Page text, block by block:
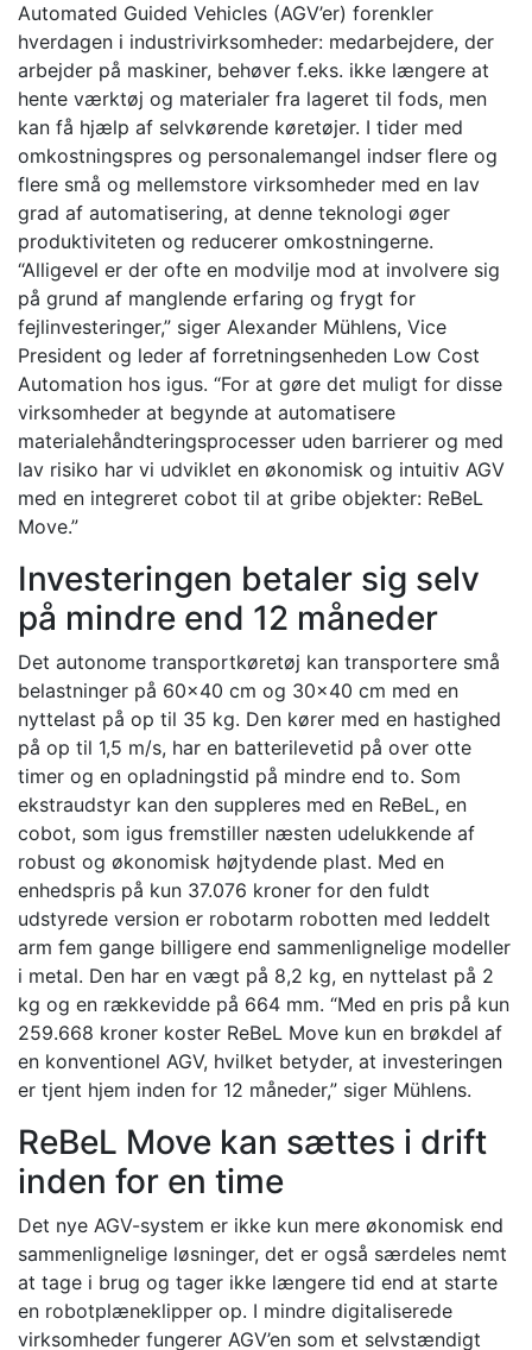
Automated Guided Vehicles (AGV’er) forenkler
hverdagen i industrivirksomheder: medarbejdere, der
arbejder på maskiner, behøver f.eks. ikke længere at
hente værktøj og materialer fra lageret til fods, men
kan få hjælp af selvkørende køretøjer. I tider med
omkostningspres og personalemangel indser flere og
flere små og mellemstore virksomheder med en lav
grad af automatisering, at denne teknologi øger
produktiviteten og reducerer omkostningerne.
“Alligevel er der ofte en modvilje mod at involvere sig
på grund af manglende erfaring og frygt for
fejlinvesteringer,” siger Alexander Mühlens, Vice
President og leder af forretningsenheden Low Cost
Automation hos igus. “For at gøre det muligt for disse
virksomheder at begynde at automatisere
materialehåndteringsprocesser uden barrierer og med
lav risiko har vi udviklet en økonomisk og intuitiv AGV
med en integreret cobot til at gribe objekter: ReBeL
Move.”
Investeringen betaler sig selv
på mindre end 12 måneder
Det autonome transportkøretøj kan transportere små
belastninger på 60×40 cm og 30×40 cm med en
nyttelast på op til 35 kg. Den kører med en hastighed
på op til 1,5 m/s, har en batterilevetid på over otte
timer og en opladningstid på mindre end to. Som
ekstraudstyr kan den suppleres med en ReBeL, en
cobot, som igus fremstiller næsten udelukkende af
robust og økonomisk højtydende plast. Med en
enhedspris på kun 37.076 kroner for den fuldt
udstyrede version er robotarm robotten med leddelt
arm fem gange billigere end sammenlignelige modeller
i metal. Den har en vægt på 8,2 kg, en nyttelast på 2
kg og en rækkevidde på 664 mm. “Med en pris på kun
259.668 kroner koster ReBeL Move kun en brøkdel af
en konventionel AGV, hvilket betyder, at investeringen
er tjent hjem inden for 12 måneder,” siger Mühlens.
ReBeL Move kan sættes i drift
inden for en time
Det nye AGV-system er ikke kun mere økonomisk end
sammenlignelige løsninger, det er også særdeles nemt
at tage i brug og tager ikke længere tid end at starte
en robotplæneklipper op. I mindre digitaliserede
virksomheder fungerer AGV’en som et selvstændigt